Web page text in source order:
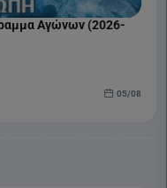
Αγώνων (2026-
05/08